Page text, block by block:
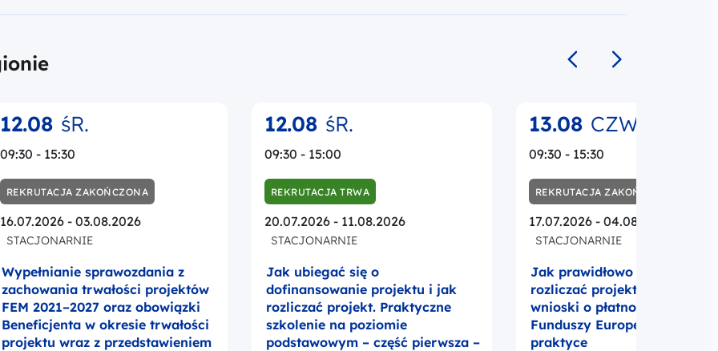
Poprzedni slajd
12.08 śR.
09:30 - 15:30
REKRUTACJA ZAKOŃCZONA
16.07.2026 - 03.08.2026
STACJONARNIE
Wypełnianie sprawozdania z
zachowania trwałości projektów
FEM 2021–2027 oraz obowiązki
Beneficjenta w okresie trwałości
projektu wraz z przedstawieniem
12.08 śR.
09:30 - 15:00
REKRUTACJA TRWA
20.07.2026 - 11.08.2026
STACJONARNIE
Jak ubiegać się o
dofinansowanie projektu i jak
rozliczać projekt. Praktyczne
szkolenie na poziomie
podstawowym – część pierwsza –
13.08 CZW.
09:30 - 15:30
REKRUTACJA ZAKOŃCZONA
17.07.2026 - 04.08.2026
STACJONARNIE
Jak prawidłowo realizować i
rozliczać projekt UE?
wnioski o płatność i
Funduszy Europejskich w
praktyce